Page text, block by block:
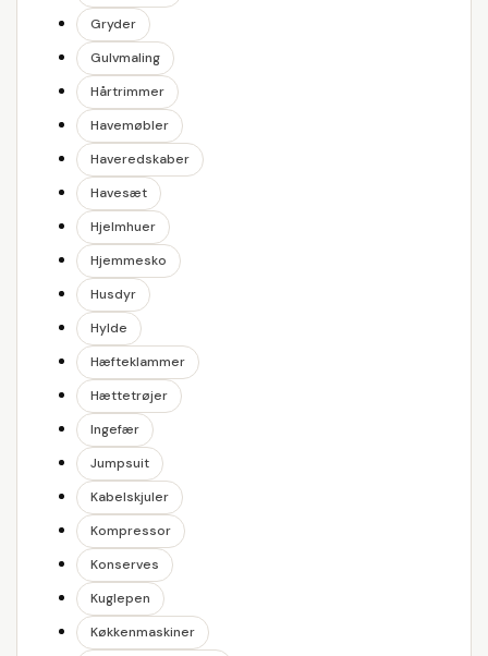
Gryder
Gulvmaling
Hårtrimmer
Havemøbler
Haveredskaber
Havesæt
Hjelmhuer
Hjemmesko
Husdyr
Hylde
Hæfteklammer
Hættetrøjer
Ingefær
Jumpsuit
Kabelskjuler
Kompressor
Konserves
Kuglepen
Køkkenmaskiner